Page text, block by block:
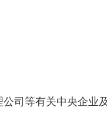
司等有关中央企业